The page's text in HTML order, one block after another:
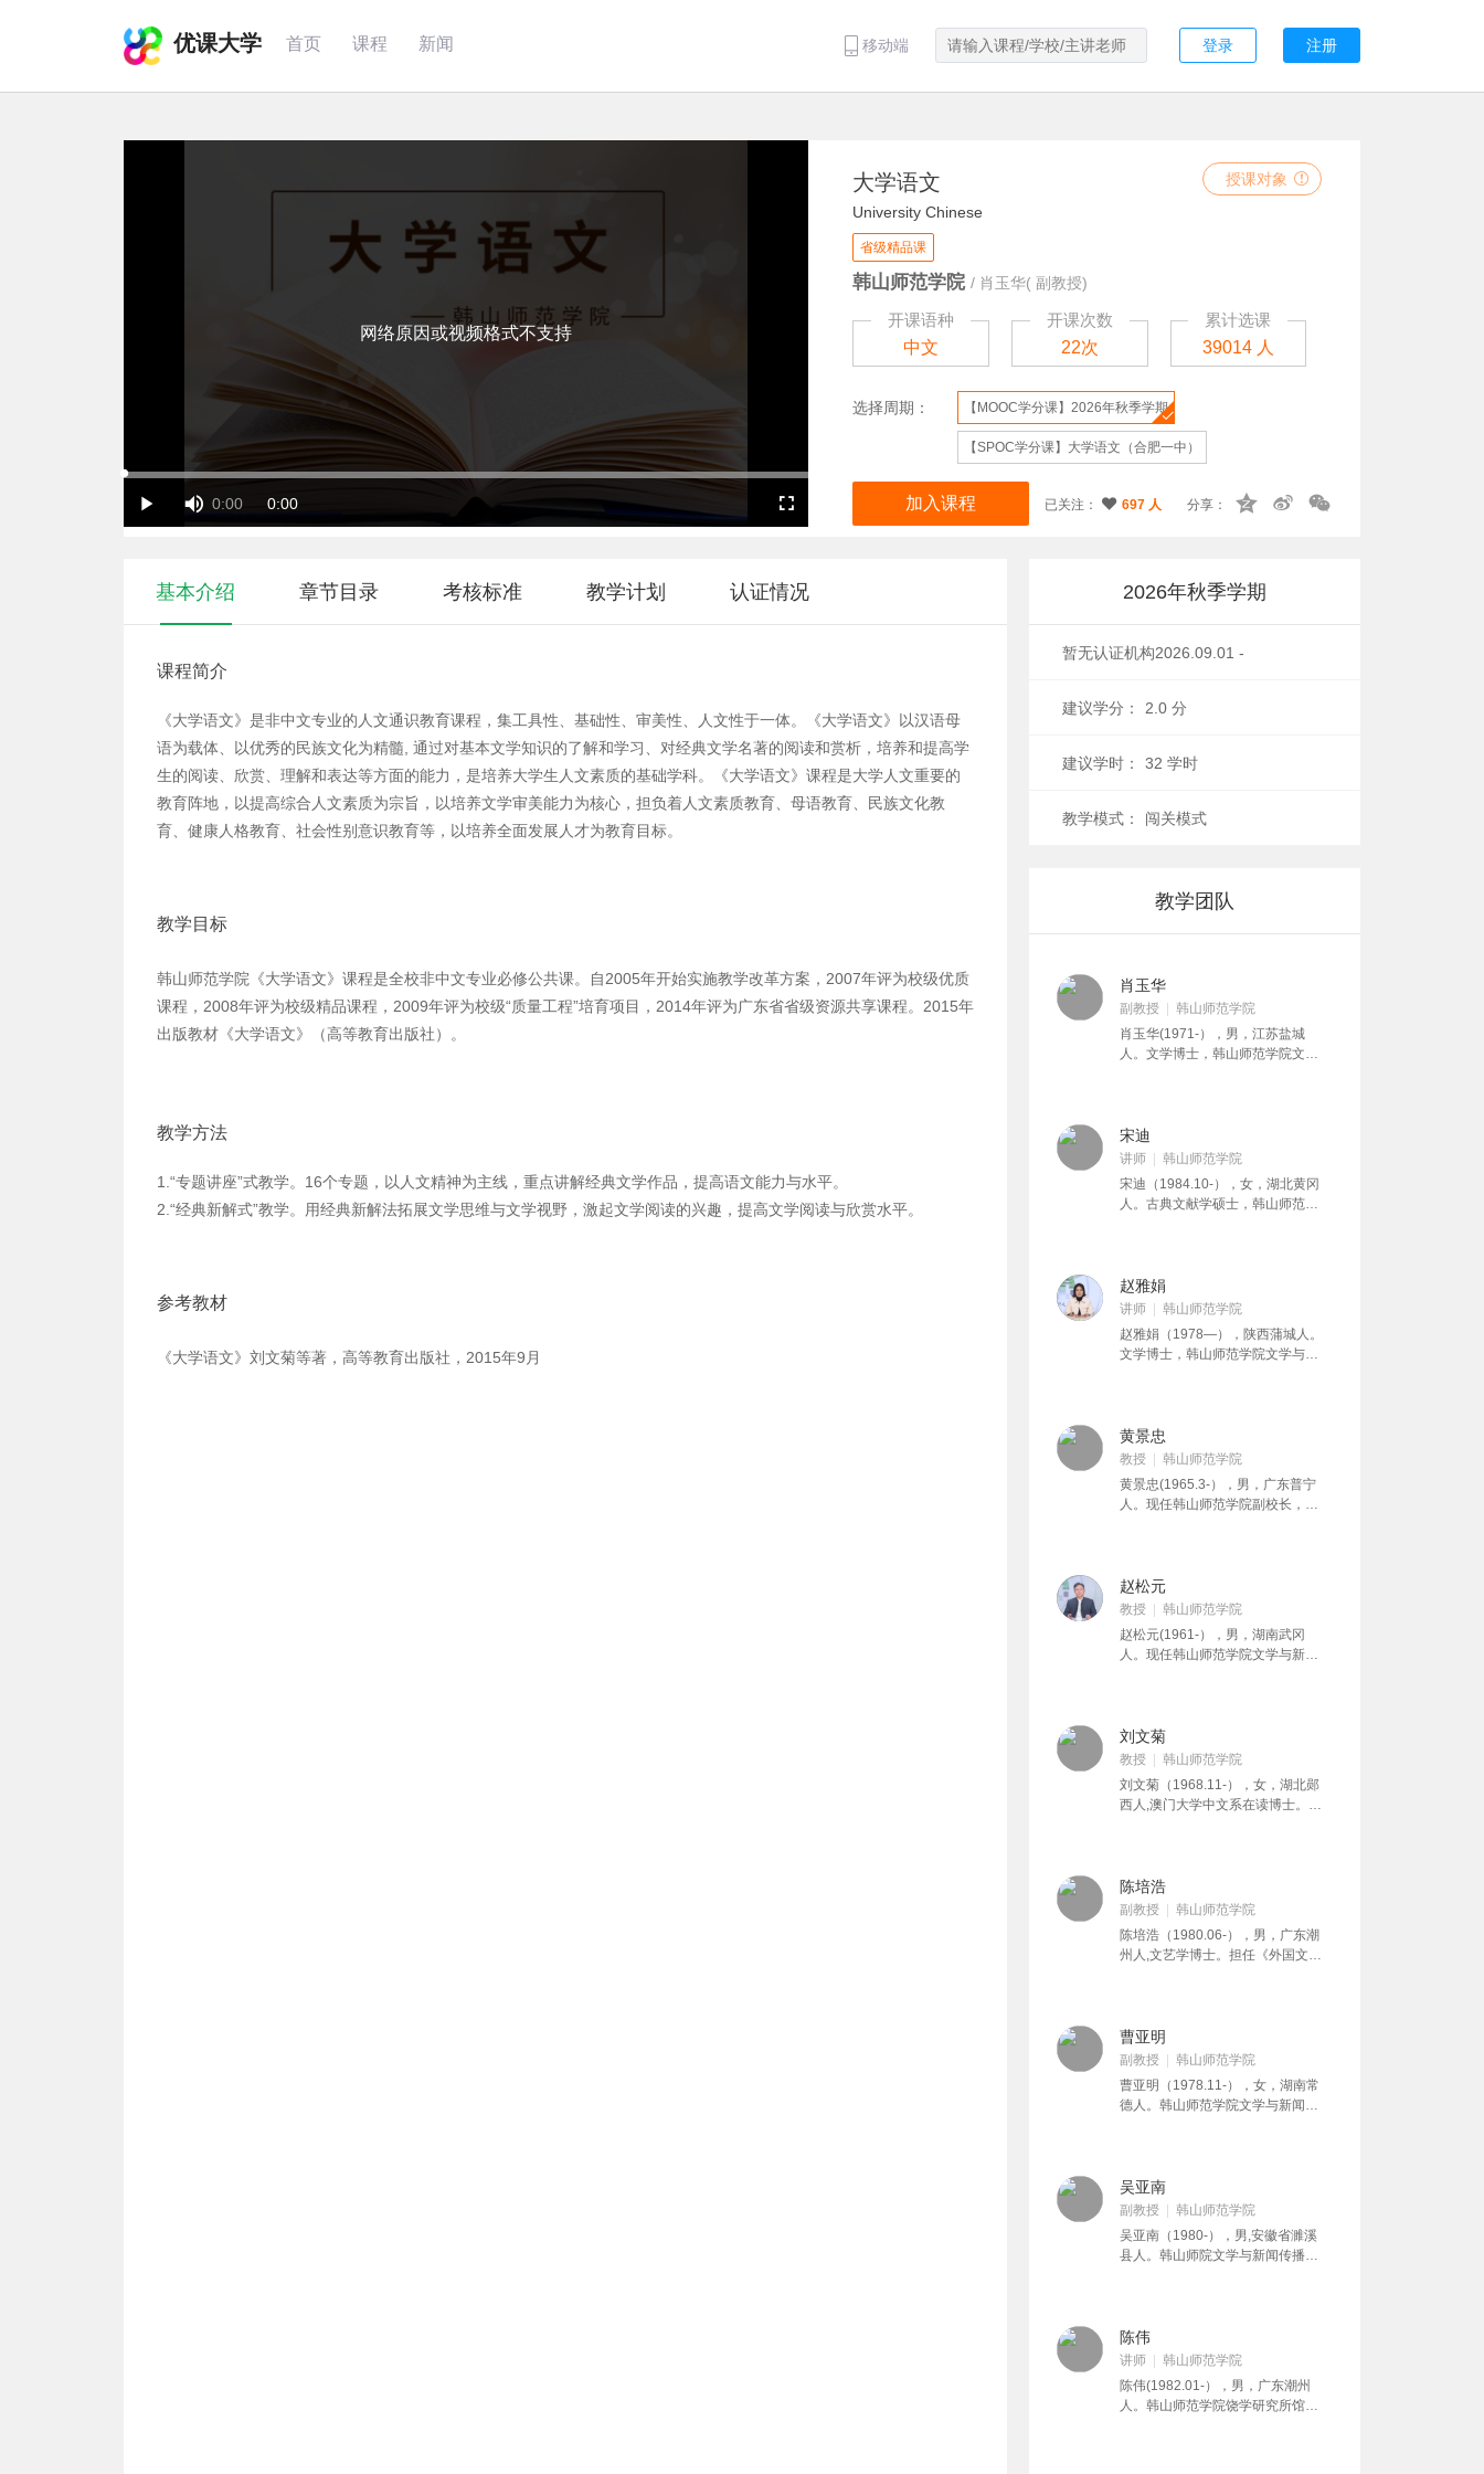
优课大学 首页 课程 新闻 移动端 登录 注册
Loaded:
Progress:
Play
Duration
0:00 Current
0:00 Fullscreen
网络原因或视频格式不支持
授课对象
大学语文
University Chinese
省级精品课
韩山师范学院 / 肖玉华( 副教授)
开课语种
中文
开课次数
22次
累计选课
39014 人
选择周期： 【MOOC学分课】2026年秋季学期
【SPOC学分课】大学语文（合肥一中）
加入课程 已关注： 697 人 分享：
基本介绍 章节目录 考核标准 教学计划 认证情况
课程简介
《大学语文》是非中文专业的人文通识教育课程，集工具性、基础性、审美性、人文性于一体。《大学语文》以汉语母
语为载体、以优秀的民族文化为精髓, 通过对基本文学知识的了解和学习、对经典文学名著的阅读和赏析，培养和提高学
生的阅读、欣赏、理解和表达等方面的能力，是培养大学生人文素质的基础学科。《大学语文》课程是大学人文重要的
教育阵地，以提高综合人文素质为宗旨，以培养文学审美能力为核心，担负着人文素质教育、母语教育、民族文化教
育、健康人格教育、社会性别意识教育等，以培养全面发展人才为教育目标。
教学目标
韩山师范学院《大学语文》课程是全校非中文专业必修公共课。自2005年开始实施教学改革方案，2007年评为校级优质
课程，2008年评为校级精品课程，2009年评为校级“质量工程”培育项目，2014年评为广东省省级资源共享课程。2015年
出版教材《大学语文》（高等教育出版社）。
教学方法
1. “专题讲座”式教学。16个专题，以人文精神为主线，重点讲解经典文学作品，提高语文能力与水平。
2. “经典新解式”教学。用经典新解法拓展文学思维与文学视野，激起文学阅读的兴趣，提高文学阅读与欣赏水平。
参考教材
《大学语文》刘文菊等著，高等教育出版社，2015年9月
2026年秋季学期
暂无认证机构2026.09.01 -
2026.12.15
建议学分： 2.0 分
建议学时： 32 学时
教学模式： 闯关模式
教学团队
肖玉华
副教授
韩山师范学院
肖玉华(1971-），男，江苏盐城
人。文学博士，韩山师范学院文学
责《大学语文》课程建设工作。主
要从事现当代散文与区域文化研
会科学》《南方文坛》《新文学史
料》等刊物发表学术论文约30篇，
课题。
宋迪
讲师
韩山师范学院
宋迪（1984.10-），女，湖北黄冈
人。古典文献学硕士，韩山师范学
赵雅娟
讲师
韩山师范学院
赵雅娟（1978—），陕西蒲城人。
文学博士，韩山师范学院文学与新
寓言理论比较》，《“弱德之美”---秦
观词的文化意义探究》，《“屈于身
化人格形成的影响》等。
黄景忠
教授
韩山师范学院
黄景忠(1965.3-），男，广东普宁
人。现任韩山师范学院副校长，文
时期文学与潮汕新文学等。出版的
专著有《潮汕新文学论稿》 《作家
《民族文学研究》《文艺理论与批
评》《小说评论》《学术研究》
赵松元
教授
韩山师范学院
赵松元(1961-），男，湖南武冈
人。现任韩山师范学院文学与新闻
事、广东省社科联第五届委员会委
员、广东省中小学教师继续教育专
员、潮州市新闻专业中级资格评委
会主任。广东省省级特色专业负责
词论稿》等著作近十种，在《华
学》《学术研究》《中国文学研
究》《求索》《古籍整理研究学
刊》《中国韵文学刊》》等刊物发
刘文菊
教授
韩山师范学院
刘文菊（1968.11-），女，湖北郧
西人,澳门大学中文系在读博士。国
性文学》《大学语文》《普通话口
语》等课程的教学工作，主持《基
索与实践——以大学语文为例》等
校级、厅级教改课题，主编《普通
化研究》《潮汕女性文学研究》等
10项校级、市厅级、省级课题。在
《中国文学研究》、《黑龙江社会
科学》等刊物发表35篇论文。获得
陈培浩
副教授
韩山师范学院
陈培浩（1980.06-），男，广东潮
州人,文艺学博士。担任《外国文
视觉文化等。主持《阮章竞年谱编
撰》等省级、校级科研课题，主编
十五年》《最是山花烂漫时》《路
上的歌谣》《中学语文外国经典再
等刊物发表论文几十篇。曾获首届
广东青年文学奖等奖项。
曹亚明
副教授
韩山师范学院
曹亚明（1978.11-），女，湖南常
德人。韩山师范学院文学与新闻传
潮州非遗传承与实践》《中国现当
代作家作品解读》等课程的教学工
刊》等刊物发表论文40余篇，主持
《岭南文化与梁启超研究》《文化
吴亚南
副教授
韩山师范学院
吴亚南（1980-），男,安徽省濉溪
县人。韩山师院文学与新闻传播学
艺美学、马克思主义文学批评。发
表论文多篇，主持多项科研项目。
陈伟
讲师
韩山师范学院
陈伟(1982.01-），男，广东潮州
人。韩山师范学院饶学研究所馆